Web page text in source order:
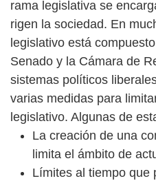
rama legislativa se
rigen la sociedad. En
legislativo está
Senado y la Cámara de
sistemas políticos
varias medidas para
legislativo. Algunas de
La creación de una
limita el ámbito de
Límites al tiempo que